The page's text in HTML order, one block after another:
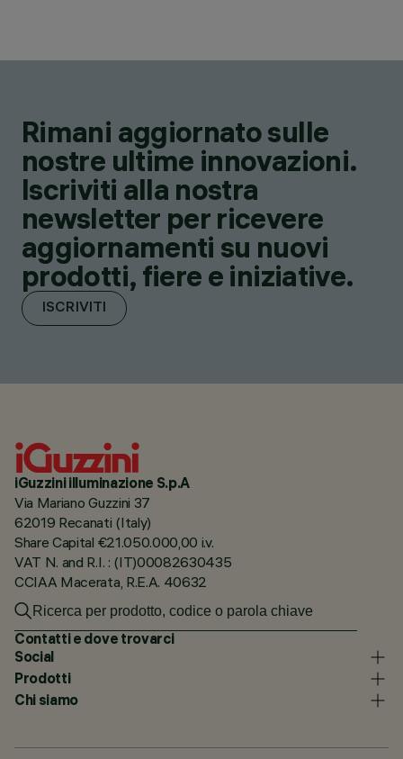
Rimani aggiornato sulle
nostre ultime innovazioni.
Iscriviti alla nostra
newsletter per ricevere
aggiornamenti su nuovi
prodotti, fiere e iniziative.
ISCRIVITI
iGuzzini illuminazione S.p.A
Via Mariano Guzzini 37
62019 Recanati (Italy)
Share Capital €21.050.000,00 i.v.
VAT N. and R.I. : (IT)00082630435
CCIAA Macerata, R.E.A. 40632
Contatti e dove trovarci
Social
Prodotti
Chi siamo